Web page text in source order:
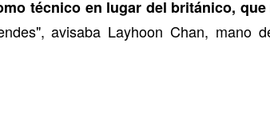
técnico en lugar del británico,
avisaba Layhoon Chan, mano